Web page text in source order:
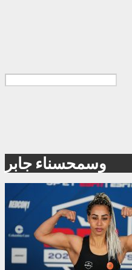
وسمحسناء جابر